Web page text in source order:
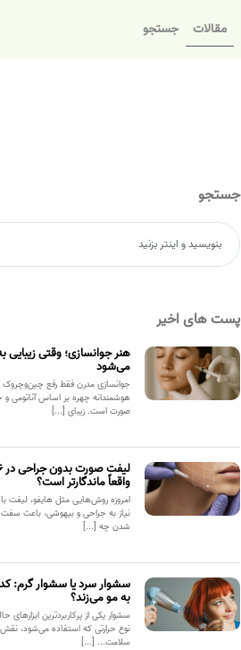
مقالات جستجو
جستجو
پست های اخیر
هنر جوانسازی؛ وقتی زیبایی
می‌شود
جوانسازی مدرن فقط رفع چین‌وچروک
هوشمندانه چهره بر اساس آناتومی
صورت است. زیبای [...]
واقعاً ماندگارتر است؟
امروزه روش‌هایی مثل هایفو، لیفت با
نیاز به جراحی و بیهوشی، باعث
شدن چه [...]
سشوار سرد یا سشوار گرم:
به مو می‌زند؟
سشوار یکی از پرکاربردترین
نوع حرارتی که استفاده می‌شود، نقش
سلامت... [...]